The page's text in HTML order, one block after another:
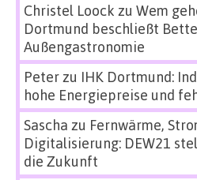
Christel Loock zu Wem
Dortmund beschließt
Außengastronomie
Peterzu IHK Dortmund:
hohe Energiepreise und
Sascha zu Fernwärme,
Digitalisierung: DEW21
die Zukunft